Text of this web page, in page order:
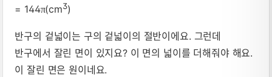
= 144π(cm3)
반구의 겉넓이는 구의 겉넓이의 절반이에요. 그런데
반구에서 잘린 면이 있지요? 이 면의 넓이를 더해줘야 해요.
이 잘린 면은 원이네요.